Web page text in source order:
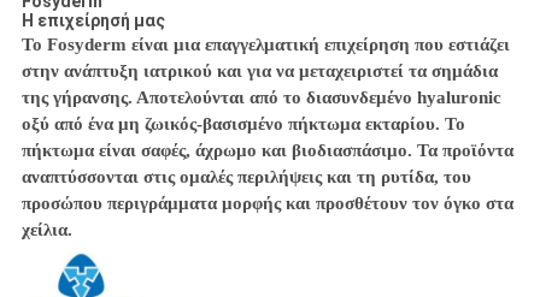
Η επιχείρησή μας
Το Fosyderm είναι μια επαγγελματική επιχείρηση που εστιάζει
στην ανάπτυξη ιατρικού και για να μεταχειριστεί τα σημάδια
της γήρανσης. Αποτελούνται από το διασυνδεμένο hyaluronic
οξύ από ένα μη ζωικός-βασισμένο πήκτωμα εκταρίου. Το
πήκτωμα είναι σαφές, άχρωμο και βιοδιασπάσιμο. Τα προϊόντα
αναπτύσσονται στις ομαλές περιλήψεις και τη ρυτίδα, του
προσώπου περιγράμματα μορφής και προσθέτουν τον όγκο στα
χείλια.